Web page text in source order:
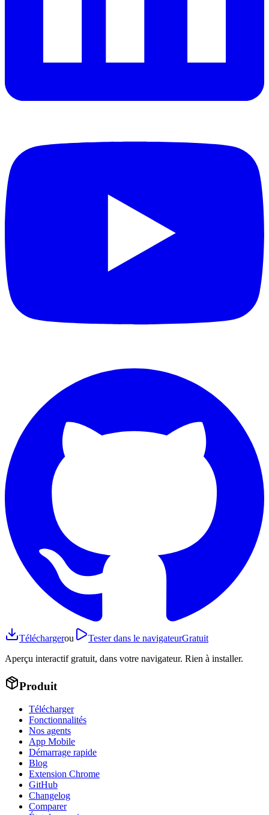
Téléchargerou Tester dans le navigateurGratuit
Aperçu interactif gratuit, dans votre navigateur. Rien à installer.
Produit
Télécharger
Fonctionnalités
Nos agents
App Mobile
Démarrage rapide
Blog
Extension Chrome
GitHub
Changelog
Comparer